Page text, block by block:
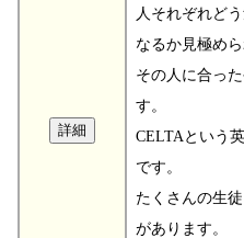
人それぞれど
なるか見極めら
その人に合っ
す。
CELTAという
です。
たくさんの生
があります。